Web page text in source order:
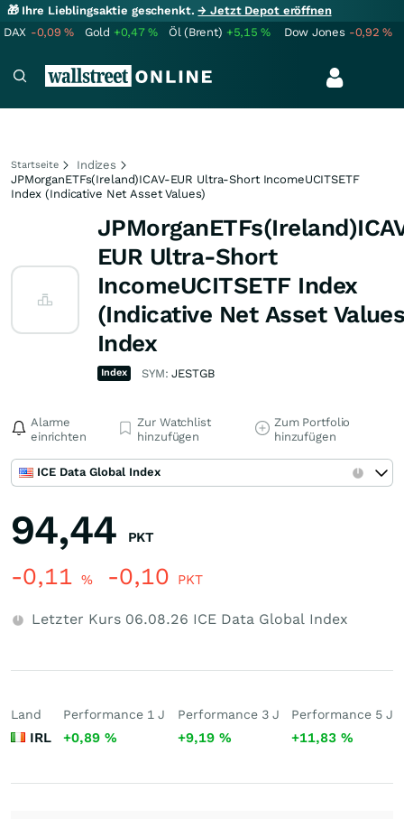
🎁 Ihre Lieblingsaktie geschenkt.→ Jetzt Depot eröffnen
DAX -0,09% Gold +0,47% Öl (Brent) +5,15% Dow Jones -0,92%
Startseite
Indizes
JPMorganETFs(Ireland)ICAV-EUR Ultra-Short IncomeUCITSETF
Index (Indicative Net Asset Values)
EUR Ultra-Short
IncomeUCITSETF Index
(Indicative Net Asset
Index
Index SYM:JESTGB
Alarme
einrichten
Zur Watchlist
hinzufügen
Zum Portfolio
hinzufügen
ICE Data Global Index
94,44 PKT
-0,11 % -0,10 PKT
Letzter Kurs 06.08.26 ICE Data Global Index
Land
IRL
Performance 1 J
+0,89%
Performance 3 J
+9,19 %
Performance 5 J
+11,83 %